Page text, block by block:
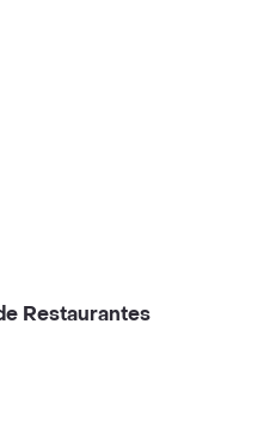
Restaurantes